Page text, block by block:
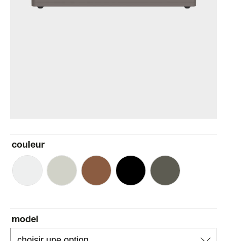
couleur
model